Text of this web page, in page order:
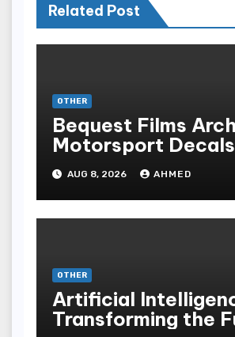
Related Post
OTHER
Bequest Films
Motorsport
Ancient Vinyl
AUG 8, 2026 AHMED
OTHER
Artificial
Transforming the